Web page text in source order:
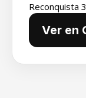
Reconquista
Ver en